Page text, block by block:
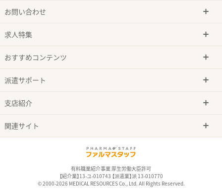
お問い合わせ
求人特集
おすすめコンテンツ
派遣サポート
支店紹介
関連サイト
有料職業紹介事業 厚生労働大臣許可
【紹介業】13-ユ-010743 【派遣業】派 13-010770
© 2000-2026 MEDICAL RESOURCES Co., Ltd. All Rights Reserved.